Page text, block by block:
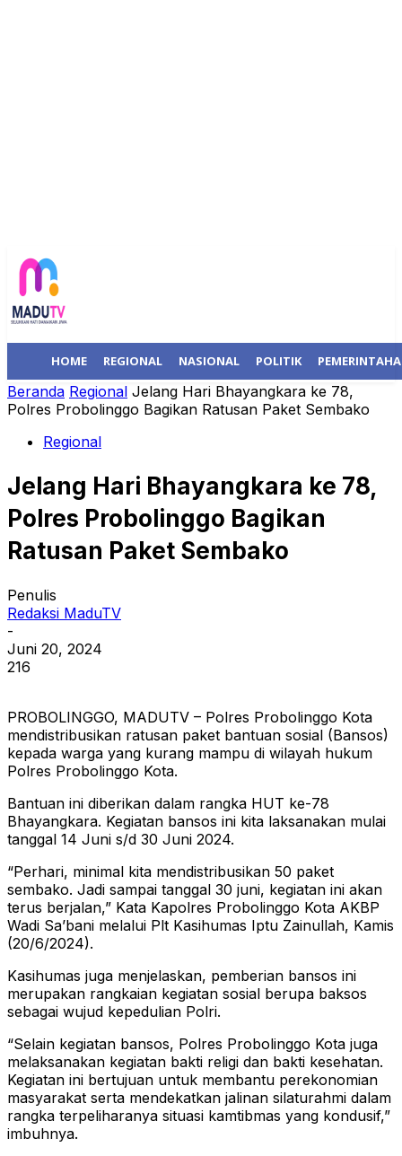
HOME REGIONAL NASIONAL POLITIK
Beranda Regional Jelang Hari Bhayangkara ke 78,
Polres Probolinggo Bagikan Ratusan Paket Sembako
Regional
Jelang Hari Bhayangkara ke 78,
Polres Probolinggo Bagikan
Ratusan Paket Sembako
Penulis
Redaksi MaduTV
-
Juni 20, 2024
216
PROBOLINGGO, MADUTV – Polres Probolinggo Kota
mendistribusikan ratusan paket bantuan sosial (Bansos)
kepada warga yang kurang mampu di wilayah hukum
Polres Probolinggo Kota.
Bantuan ini diberikan dalam rangka HUT ke-78
Bhayangkara. Kegiatan bansos ini kita laksanakan mulai
tanggal 14 Juni s/d 30 Juni 2024.
“Perhari, minimal kita mendistribusikan 50 paket
sembako. Jadi sampai tanggal 30 juni, kegiatan ini akan
terus berjalan,” Kata Kapolres Probolinggo Kota AKBP
Wadi Sa’bani melalui Plt Kasihumas Iptu Zainullah, Kamis
(20/6/2024).
Kasihumas juga menjelaskan, pemberian bansos ini
merupakan rangkaian kegiatan sosial berupa baksos
sebagai wujud kepedulian Polri.
“Selain kegiatan bansos, Polres Probolinggo Kota juga
melaksanakan kegiatan bakti religi dan bakti kesehatan.
Kegiatan ini bertujuan untuk membantu perekonomian
masyarakat serta mendekatkan jalinan silaturahmi dalam
rangka terpeliharanya situasi kamtibmas yang kondusif,”
imbuhnya.